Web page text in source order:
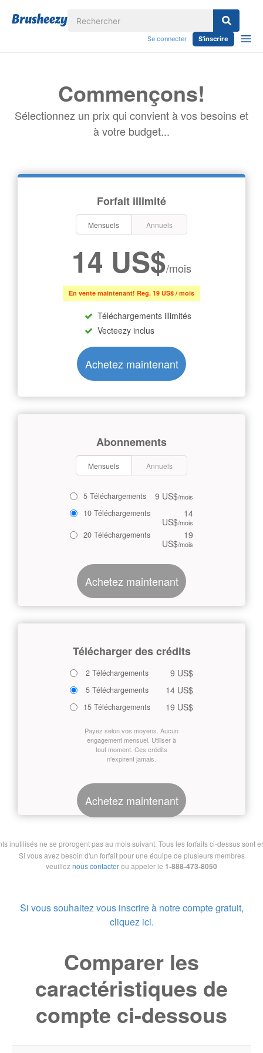
Se connecter S'inscrire
Commençons!
Sélectionnez un prix qui convient à vos besoins et
à votre budget...
Forfait illimité
Mensuels Annuels
14 US$/mois
En vente maintenant! Reg. 19 US$ / mois
Téléchargements illimités
Vecteezy inclus
Achetez maintenant
Abonnements
Mensuels Annuels
5 Téléchargements 9 US$/mois
10 Téléchargements 14
US$/mois
20 Téléchargements 19
US$/mois
Achetez maintenant
Télécharger des crédits
2 Téléchargements 9 US$
5 Téléchargements 14 US$
15 Téléchargements 19 US$
Payez selon vos moyens. Aucun
engagement mensuel. Utiliser à
tout moment. Ces crédits
n'expirent jamais.
Achetez maintenant
inutilisés ne se prorogent pas au mois suivant. Tous les forfaits ci-dessus sont
Si vous avez besoin d'un forfait pour une équipe de plusieurs membres
veuilleznous contacterou appeler le 1-888-473-8050
Si vous souhaitez vous inscrire à notre compte gratuit,
cliquez ici.
Comparer les
caractéristiques de
compte ci-dessous